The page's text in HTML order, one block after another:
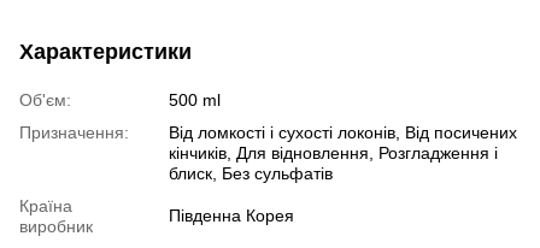
Характеристики
Об'єм:
500 ml
Призначення:
Від ломкості і сухості локонів, Від посичених
кінчиків, Для відновлення, Розгладження і
блиск, Без сульфатів
Країна
виробник
Південна Корея